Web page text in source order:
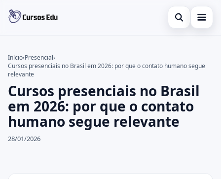
Abrir busca
Inglês
Idiomas
espanhol
Buscar no site
Buscar por:
Pressione Enter para buscar ou ESC para fechar.
Início›Presencial›
Cursos presenciais no Brasil em 2026: por que o contato humano segue
relevante
Cursos presenciais no Brasil
em 2026: por que o contato
humano segue relevante
28/01/2026